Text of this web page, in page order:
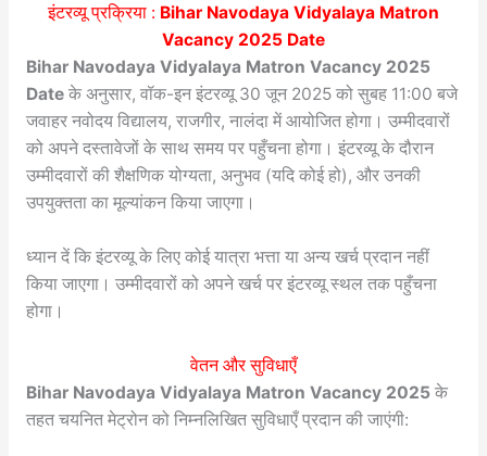
इंटरव्यू प्रक्रिया : Bihar Navodaya Vidyalaya Matron
Vacancy 2025 Date
Bihar Navodaya Vidyalaya Matron Vacancy 2025
Dateके अनुसार, वॉक-इन इंटरव्यू 30 जून 2025 को सुबह 11:00 बजे
जवाहर नवोदय विद्यालय, राजगीर, नालंदा में आयोजित होगा। उम्मीदवारों
को अपने दस्तावेजों के साथ समय पर पहुँचना होगा। इंटरव्यू के दौरान
उम्मीदवारों की शैक्षणिक योग्यता, अनुभव (यदि कोई हो), और उनकी
उपयुक्तता का मूल्यांकन किया जाएगा।
ध्यान दें कि इंटरव्यू के लिए कोई यात्रा भत्ता या अन्य खर्च प्रदान नहीं
किया जाएगा। उम्मीदवारों को अपने खर्च पर इंटरव्यू स्थल तक पहुँचना
होगा।
वेतन और सुविधाएँ
Bihar Navodaya Vidyalaya Matron Vacancy 2025 के
तहत चयनित मेट्रोन को निम्नलिखित सुविधाएँ प्रदान की जाएंगी: